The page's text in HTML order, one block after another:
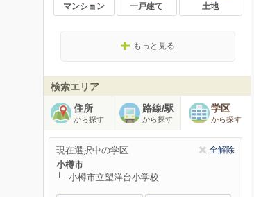
マンション 一戸建て 土地
もっと見る
検索エリア
住所
から探す
路線/駅
から探す
学区
から探す
現在選択中の学区 全解除
小樽市
小樽市立望洋台小学校